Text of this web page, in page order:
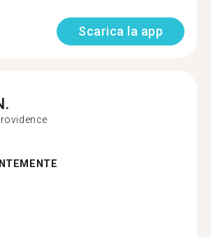
Scarica la app